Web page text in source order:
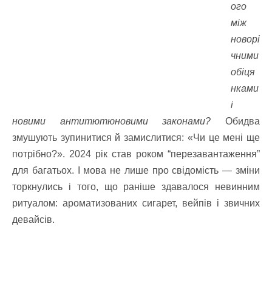
ого
між
новорі
чними
обіця
нками
і
новими антитютюновими законами? Обидва
змушують зупинитися й замислитися: «Чи це мені ще
потрібно?». 2024 рік став роком “перезавантаження”
для багатьох. І мова не лише про свідомість — зміни
торкнулись і того, що раніше здавалося невинним
ритуалом: ароматизованих сигарет, вейпів і звичних
девайсів.